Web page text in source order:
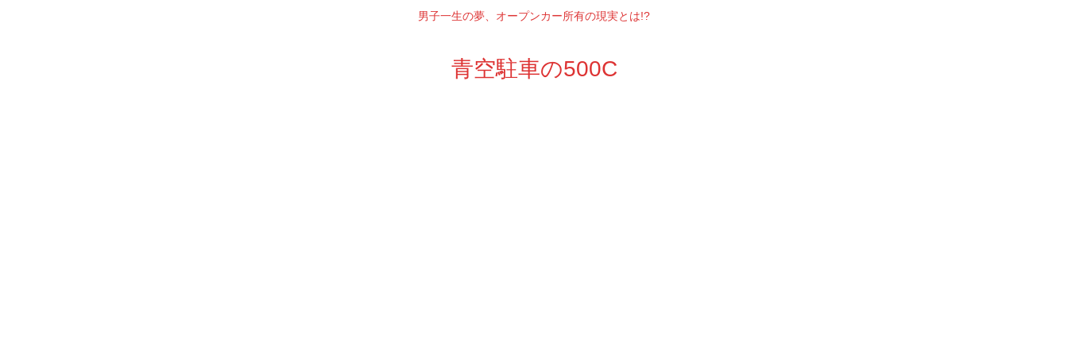
男子一生の夢、オープンカー所有の現実とは!?
青空駐車の500C